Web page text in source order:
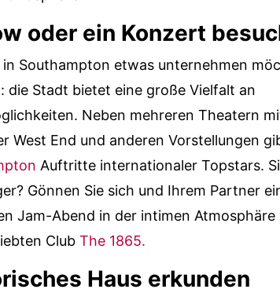
oder ein Konzert
in Southampton etwas unternehmen
die Stadt bietet eine große Vielfalt an
Neben mehreren Theatern
West End und anderen Vorstellungen
Auftritte internationaler Topstars.
Gönnen Sie sich und Ihrem Partner
Jam-Abend in der intimen Atmosphäre
Club The 1865.
Haus erkunden